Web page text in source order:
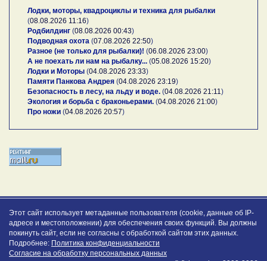
Лодки, моторы, квадроциклы и техника для рыбалки
(08.08.2026 11:16)
Родбилдинг (08.08.2026 00:43)
Подводная охота (07.08.2026 22:50)
Разное (не только для рыбалки)! (06.08.2026 23:00)
А не поехать ли нам на рыбалку... (05.08.2026 15:20)
Лодки и Моторы (04.08.2026 23:33)
Памяти Панкова Андрея (04.08.2026 23:19)
Безопасность в лесу, на льду и воде. (04.08.2026 21:11)
Экология и борьба с браконьерами. (04.08.2026 21:00)
Про ножи (04.08.2026 20:57)
Этот сайт использует метаданные пользователя (cookie, данные об IP-
адресе и местоположении) для обеспечения своих функций. Вы должны
покинуть сайт, если не согласны с обработкой сайтом этих данных.
Подробнее: Политика конфиденциальности
Согласие на обработку персональных данных